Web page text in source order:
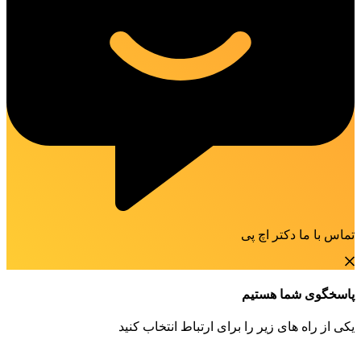
تماس با ما دکتر اچ پی
پاسخگوی شما هستیم
یکی از راه های زیر را برای ارتباط انتخاب کنید